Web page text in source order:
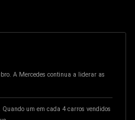
A Mercedes continua a liderar as
Quando um em cada 4 carros vendidos